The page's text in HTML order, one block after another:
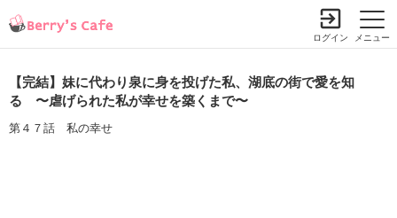
メニュー
ログイン
【完結】妹に代わり泉に身を投げた私、湖底の街で愛を知
る 〜虐げられた私が幸せを築くまで〜
第４７話 私の幸せ